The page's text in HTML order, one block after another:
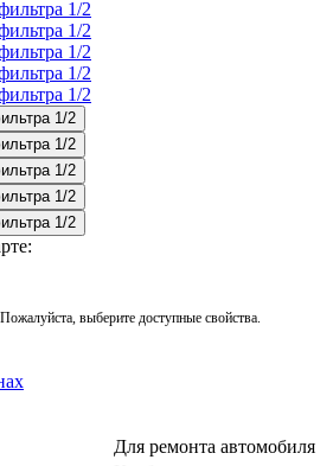
выберите доступные свойства.
Для ремонта автомобиля